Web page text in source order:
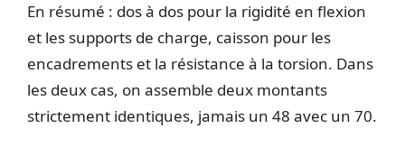
En résumé : dos à dos pour la rigidité en flexion
et les supports de charge, caisson pour les
encadrements et la résistance à la torsion. Dans
les deux cas, on assemble deux montants
strictement identiques, jamais un 48 avec un 70.